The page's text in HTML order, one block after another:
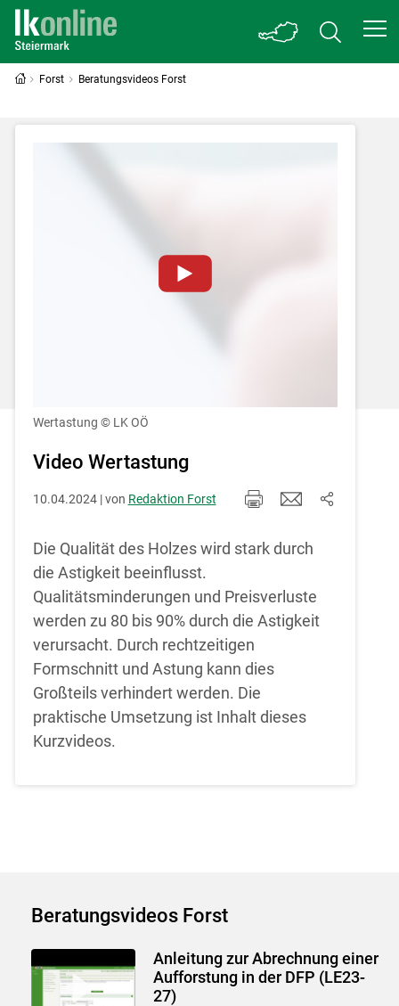
Forst Beratungsvideos Forst
Einstellungen jederzeit einsehen und
Akzeptieren
Cookies Einstellungen
Wertastung © LK OÖ
Video Wertastung
10.04.2024 | von Redaktion Forst
Die Qualität des Holzes wird stark durch
die Astigkeit beeinflusst.
Qualitätsminderungen und Preisverluste
werden zu 80 bis 90% durch die Astigkeit
verursacht. Durch rechtzeitigen
Formschnitt und Astung kann dies
Großteils verhindert werden. Die
praktische Umsetzung ist Inhalt dieses
Kurzvideos.
Beratungsvideos Forst
Anleitung zur Abrechnung einer
Aufforstung in der DFP (LE23-
27)